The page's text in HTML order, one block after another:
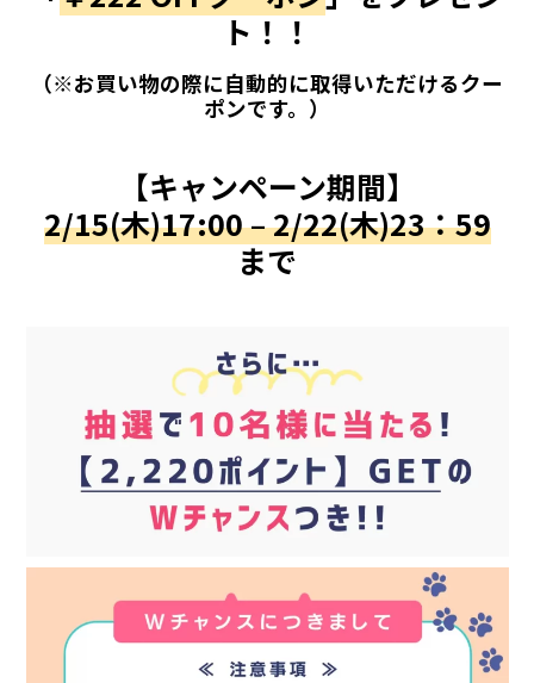
ト！！
（※お買い物の際に自動的に取得いただけるクー
ポンです。）
【キャンペーン期間】
2/15(木)17:00 – 2/22(木)23：59
まで